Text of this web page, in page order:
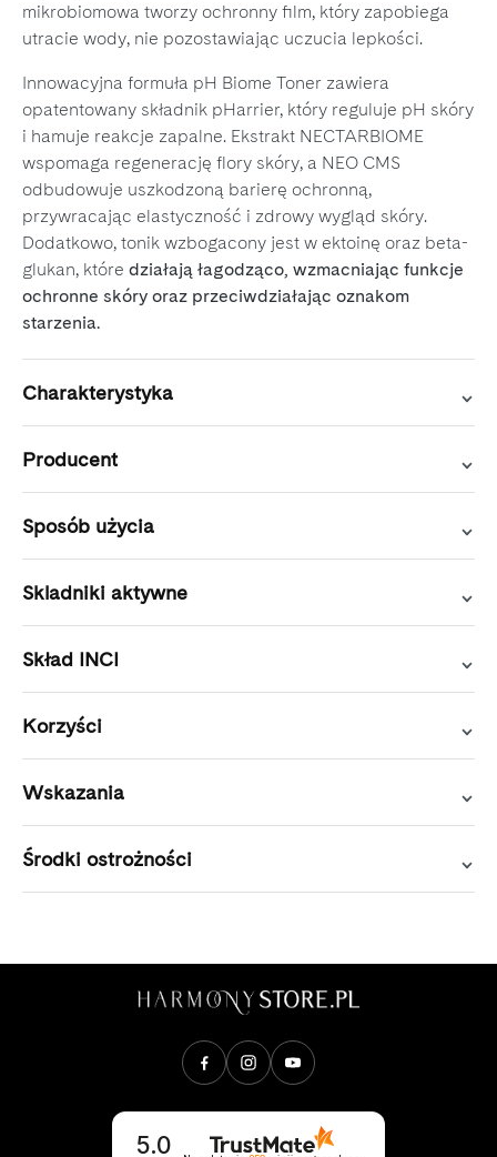
mikrobiomowa tworzy ochronny film, który zapobiega
utracie wody, nie pozostawiając uczucia lepkości.
Innowacyjna formuła pH Biome Toner zawiera
opatentowany składnik pHarrier, który reguluje pH skóry
i hamuje reakcje zapalne. Ekstrakt NECTARBIOME
wspomaga regenerację flory skóry, a NEO CMS
odbudowuje uszkodzoną barierę ochronną,
przywracając elastyczność i zdrowy wygląd skóry.
Dodatkowo, tonik wzbogacony jest w ektoinę oraz beta-
glukan, które działają łagodząco, wzmacniając funkcje
ochronne skóry oraz przeciwdziałając oznakom
starzenia.
Charakterystyka
Producent
Sposób użycia
Skladniki aktywne
Skład INCI
Korzyści
Wskazania
Środki ostrożności
Opinie klientów
5.0